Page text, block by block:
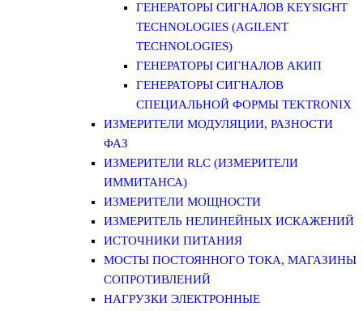
ГЕНЕРАТОРЫ СИГНАЛОВ KEYSIGHT
TECHNOLOGIES (AGILENT
TECHNOLOGIES)
ГЕНЕРАТОРЫ СИГНАЛОВ АКИП
ГЕНЕРАТОРЫ СИГНАЛОВ
СПЕЦИАЛЬНОЙ ФОРМЫ TEKTRONIX
ИЗМЕРИТЕЛИ МОДУЛЯЦИИ, РАЗНОСТИ
ФАЗ
ИЗМЕРИТЕЛИ RLC (ИЗМЕРИТЕЛИ
ИММИТАНСА)
ИЗМЕРИТЕЛИ МОЩНОСТИ
ИЗМЕРИТЕЛЬ НЕЛИНЕЙНЫХ ИСКАЖЕНИЙ
ИСТОЧНИКИ ПИТАНИЯ
МОСТЫ ПОСТОЯННОГО ТОКА, МАГАЗИНЫ
СОПРОТИВЛЕНИЙ
НАГРУЗКИ ЭЛЕКТРОННЫЕ